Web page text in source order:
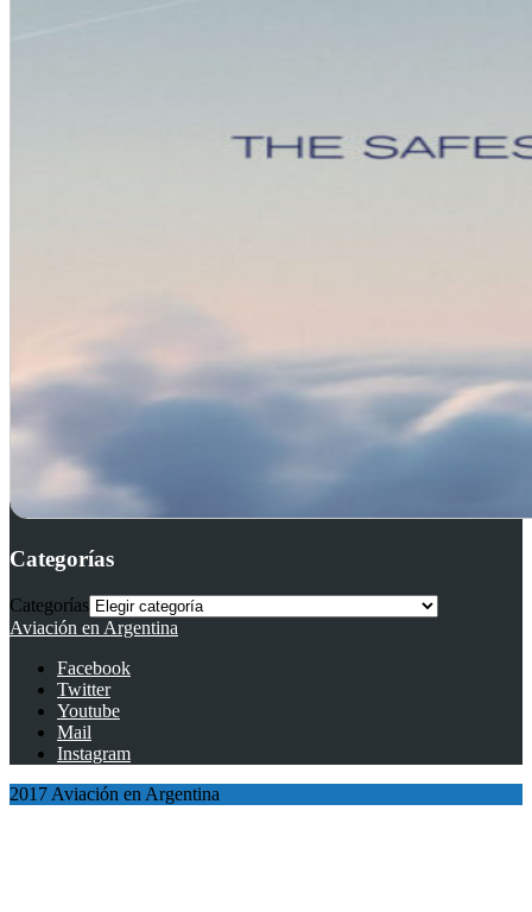
Categorías
Categorías
Aviación en Argentina
Facebook
Twitter
Youtube
Mail
Instagram
2017 Aviación en Argentina